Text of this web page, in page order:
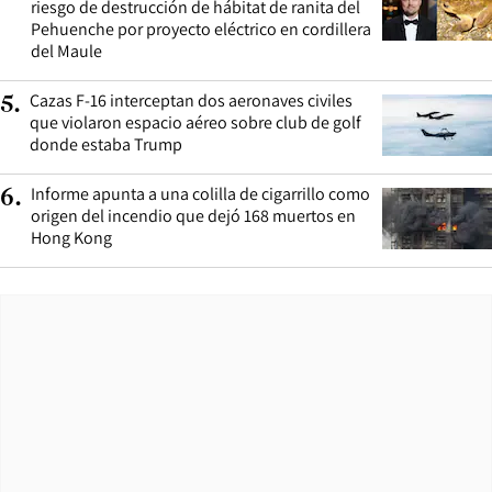
riesgo de destrucción de hábitat de ranita del
Pehuenche por proyecto eléctrico en cordillera
del Maule
5. Cazas F-16 interceptan dos aeronaves civiles
que violaron espacio aéreo sobre club de golf
donde estaba Trump
6. Informe apunta a una colilla de cigarrillo como
origen del incendio que dejó 168 muertos en
Hong Kong